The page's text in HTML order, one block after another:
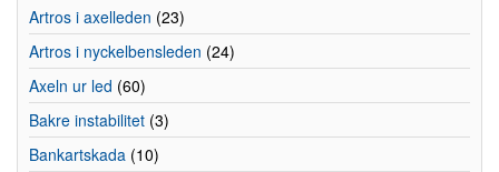
Artros i axelleden (23)
Artros i nyckelbensleden (24)
Axeln ur led (60)
Bakre instabilitet (3)
Bankartskada (10)